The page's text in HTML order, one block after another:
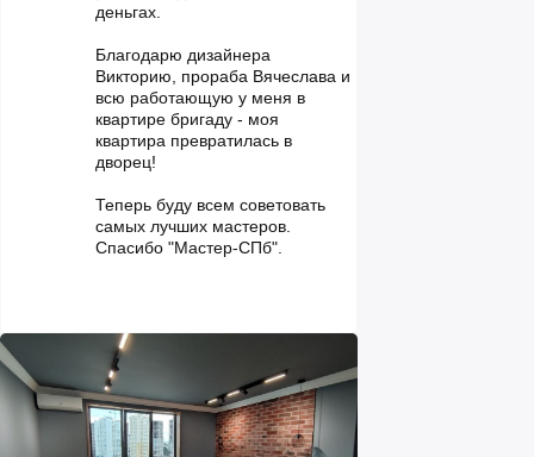
деньгах.
Благодарю дизайнера
Викторию, прораба Вячеслава и
всю работающую у меня в
квартире бригаду - моя
квартира превратилась в
дворец!
Теперь буду всем советовать
самых лучших мастеров.
Спасибо "Мастер-СПб".